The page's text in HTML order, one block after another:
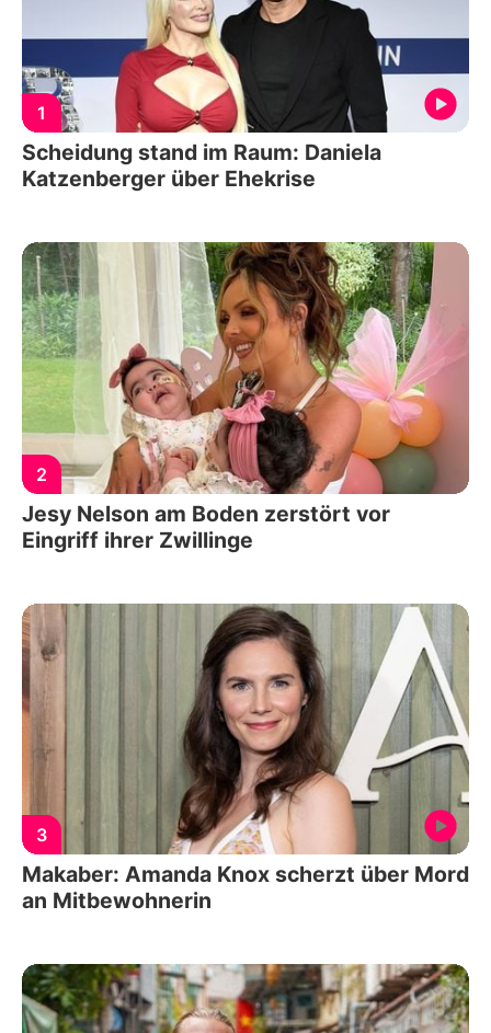
1
Scheidung stand im Raum: Daniela
Katzenberger über Ehekrise
2
Jesy Nelson am Boden zerstört vor
Eingriff ihrer Zwillinge
3
Makaber: Amanda Knox scherzt über Mord
an Mitbewohnerin